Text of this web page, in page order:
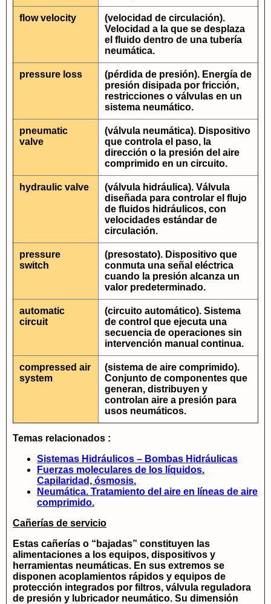
flow velocity
(velocidad de circulación).
Velocidad a la que se desplaza
el fluido dentro de una tubería
neumática.
pressure loss
(pérdida de presión). Energía de
presión disipada por fricción,
restricciones o válvulas en un
sistema neumático.
pneumatic
valve
(válvula neumática). Dispositivo
que controla el paso, la
dirección o la presión del aire
comprimido en un circuito.
hydraulic valve
(válvula hidráulica). Válvula
diseñada para controlar el flujo
de fluidos hidráulicos, con
velocidades estándar de
circulación.
pressure
switch
(presostato). Dispositivo que
conmuta una señal eléctrica
cuando la presión alcanza un
valor predeterminado.
automatic
circuit
(circuito automático). Sistema
de control que ejecuta una
secuencia de operaciones sin
intervención manual continua.
compressed air
system
(sistema de aire comprimido).
Conjunto de componentes que
generan, distribuyen y
controlan aire a presión para
usos neumáticos.
Temas relacionados :
Sistemas Hidráulicos – Bombas Hidráulicas
Fuerzas moleculares de los líquidos.
Capilaridad, ósmosis.
Neumática. Tratamiento del aire en líneas de aire
comprimido.
Cañerías de servicio
Estas cañerías o “bajadas” constituyen las
alimentaciones a los equipos, dispositivos y
herramientas neumáticas. En sus extremos se
disponen acoplamientos rápidos y equipos de
protección integrados por filtros, válvula reguladora
de presión y lubricador neumático. Su dimensión